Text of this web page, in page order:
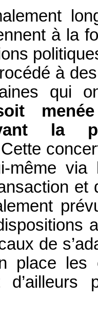
à la
à
qui
la
même
et
de
place les